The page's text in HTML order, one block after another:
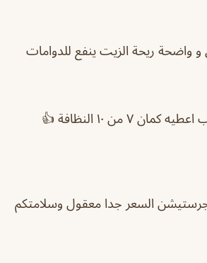
و واضحة ريحة الزيت ينفع للدوامات
٧ من ١٠ النظافة 👍
السعر جدا معقول وسلامتكم